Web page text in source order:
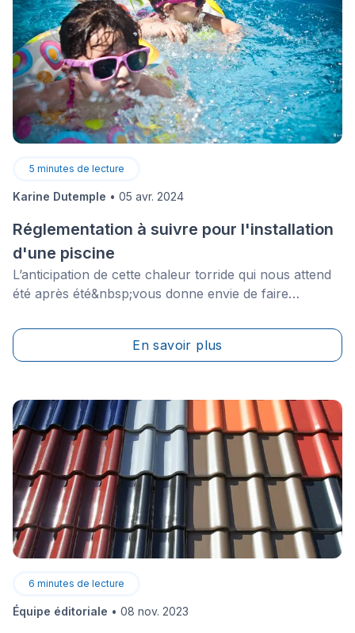
5 minutes de lecture
Karine Dutemple • 05 avr. 2024
Réglementation à suivre pour l'installation
d'une piscine
L’anticipation de cette chaleur torride qui nous attend
été après été&nbsp;vous donne envie de faire
perspective vous fait déjà rêver à tous ces moments
où vous pourrez boire un verre de sangria sur votre
En savoir plus
6 minutes de lecture
Équipe éditoriale • 08 nov. 2023